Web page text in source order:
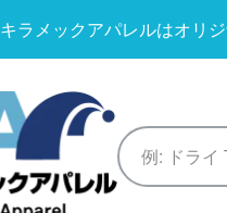
キラメックアパレルはオリ